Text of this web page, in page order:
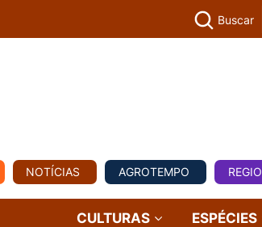
COMERCIAL AGROVIAGENS
Buscar
NOTÍCIAS AGROTEMPO
CULTURAS ESPÉCIES